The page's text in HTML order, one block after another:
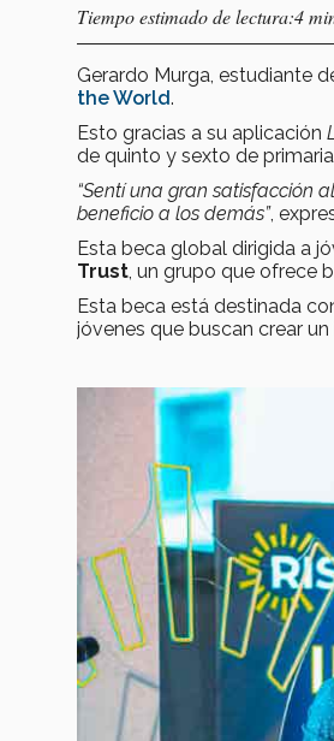
Tiempo estimado de lectura:4
Gerardo Murga, estudiante
the World.
Esto gracias a su aplicación
de quinto y sexto de
“Sentí una gran satisfacción
beneficio a los demás”,
Esta beca global dirigida a
Trust un grupo que ofrece
Esta beca está destinada
jóvenes que buscan crear